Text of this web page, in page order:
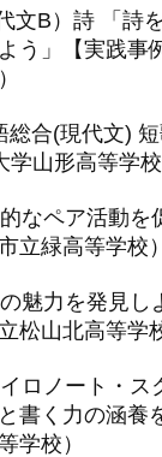
文B）詩 「詩
う」【実践事
総合(現代文)
山形高等学校
なペア活動を
立緑高等学校）
魅力を発見し
松山北高等学
ロノート・ス
書く力の涵養
学校）